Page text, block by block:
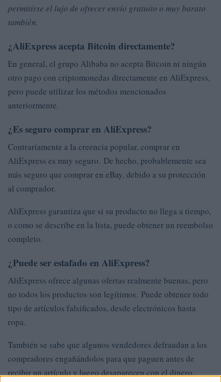
permitirse el lujo de ofrecer envío gratuito o muy barato
también.
¿AliExpress acepta Bitcoin directamente?
En general, el grupo Alibaba no acepta Bitcoin ni ningún
otro pago con criptomonedas directamente en AliExpress,
pero puede utilizar los métodos mencionados
anteriormente.
¿Es seguro comprar en AliExpress?
Contrariamente a la creencia popular, comprar en
AliExpress es muy seguro. De hecho, probablemente sea
más seguro que comprar en eBay, debido a su protección
al comprador.
AliExpress garantiza que si su producto no llega a tiempo,
o como se describe en la lista, puede obtener un reembolso
completo.
¿Puede ser estafado en AliExpress?
AliExpress ofrece algunas ofertas realmente buenas, pero
no todos los productos son legítimos. Puede obtener todo
tipo de artículos falsificados, desde electrónicos hasta
ropa.
También se sabe que algunos vendedores defraudan a los
compradores engañándolos para que paguen antes de
recibir un artículo y luego desaparecen con el dinero.